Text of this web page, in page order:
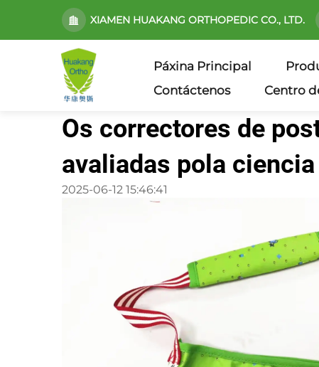
XIAMEN HUAKANG ORTHOPEDIC CO., LTD.
Páxina Principal
Contáctenos
Centro
Os correctores de
avaliadas pola
2025-06-12 15:46:41